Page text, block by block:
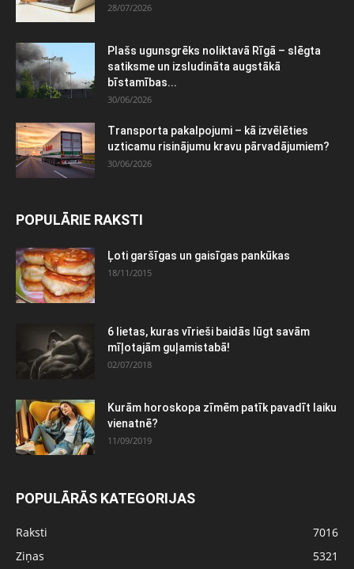
28/07/2026
Plašs ugunsgrēks noliktavā Rīgā – slēgta
satiksme un izsludināta augstākā
bīstamības...
30/06/2026
Transporta pakalpojumi – kā izvēlēties
uzticamu risinājumu kravu pārvadājumiem?
30/06/2026
POPULĀRIE RAKSTI
Ļoti garšīgas un gaisīgas pankūkas
18/11/2015
6 lietas, kuras vīrieši baidās lūgt savām
mīļotajām guļamistabā!
02/07/2018
Kurām horoskopa zīmēm patīk pavadīt laiku
vienatnē?
11/09/2019
POPULĀRĀS KATEGORIJAS
Raksti
7016
Ziņas
5321